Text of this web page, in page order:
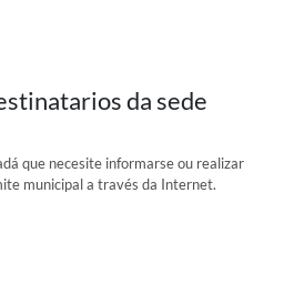
da sede
que necesite informarse ou realizar
municipal a través da Internet.